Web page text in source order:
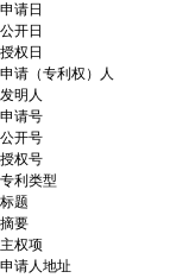
申请日
公开日
授权日
申请（专利权）人
发明人
申请号
公开号
授权号
专利类型
标题
摘要
主权项
申请人地址